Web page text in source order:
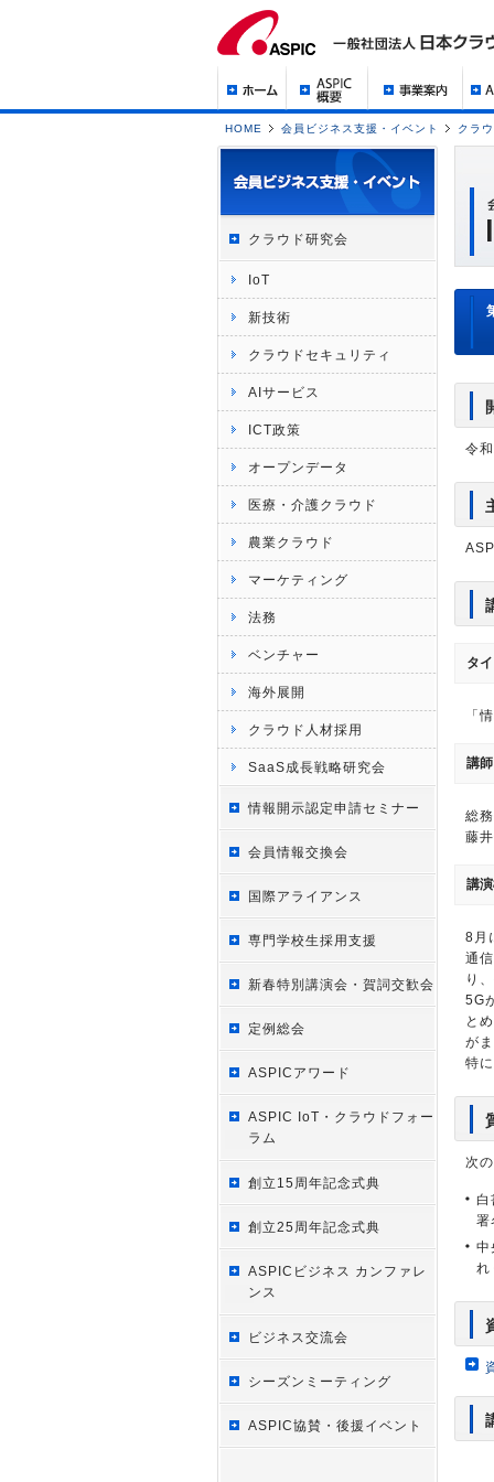
HOME 会員ビジネス支援・イベント クラ
クラウド研究会
IoT
新技術
クラウドセキュリティ
AIサービス
ICT政策
オープンデータ
医療・介護クラウド
農業クラウド
マーケティング
法務
ベンチャー
海外展開
クラウド人材採用
SaaS成長戦略研究会
情報開示認定申請セミナー
会員情報交換会
国際アライアンス
専門学校生採用支援
新春特別講演会・賀詞交歓会
定例総会
ASPICアワード
ASPIC IoT・クラウドフォー
ラム
創立15周年記念式典
創立25周年記念式典
ASPICビジネス カンファレ
ンス
ビジネス交流会
シーズンミーティング
ASPIC協賛・後援イベント
令
タ
「
講師
総
藤
講
8月
通
り
5G
と
が
特
次
署
中
れ